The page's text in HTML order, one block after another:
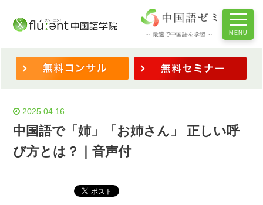
～ 最速で中国語を学習 ～
中国語で「姉」「お姉さん」 正しい呼び方とは？｜音声付
2025.04.16
中国語で「姉」「お姉さん」 正しい呼
び方とは？｜音声付